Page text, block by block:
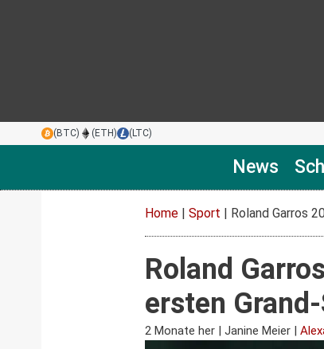
(BTC) (ETH) (LTC)
News
Home | Sport | Roland Garros
Roland
ersten
2 Monate her | Janine Meier |